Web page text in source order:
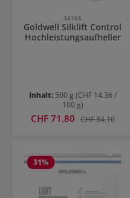
36165
Goldwell Silklift Control
Hochleistungsaufheller
Inhalt: 500 g (CHF 14.36 /
100 g)
Verkaufspreis:
CHF 71.80 Regulärer Preis:
CHF 84.10
31%